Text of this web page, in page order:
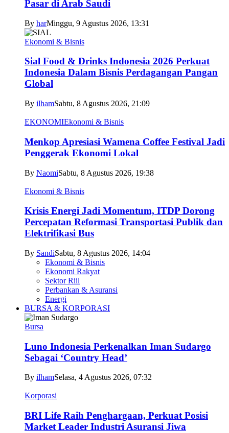
Pasar di Arab Saudi
By harMinggu, 9 Agustus 2026, 13:31
Ekonomi & Bisnis
Sial Food & Drinks Indonesia 2026 Perkuat
Indonesia Dalam Bisnis Perdagangan Pangan
Global
By ilhamSabtu, 8 Agustus 2026, 21:09
EKONOMIEkonomi & Bisnis
Menkop Apresiasi Wamena Coffee Festival Jadi
Penggerak Ekonomi Lokal
By NaomiSabtu, 8 Agustus 2026, 19:38
Ekonomi & Bisnis
Krisis Energi Jadi Momentum, ITDP Dorong
Percepatan Reformasi Transportasi Publik dan
Elektrifikasi Bus
By SandiSabtu, 8 Agustus 2026, 14:04
Ekonomi & Bisnis
Ekonomi Rakyat
Sektor Riil
Perbankan & Asuransi
Energi
BURSA & KORPORASI
Bursa
Luno Indonesia Perkenalkan Iman Sudargo
Sebagai ‘Country Head’
By ilhamSelasa, 4 Agustus 2026, 07:32
Korporasi
BRI Life Raih Penghargaan, Perkuat Posisi
Market Leader Industri Asuransi Jiwa